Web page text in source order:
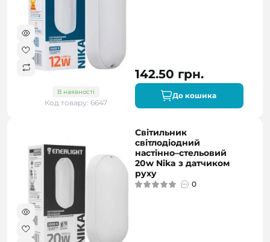
В наявності
Код товару: 6647
142.50 грн.
До кошика
Світильник
світлодіодний
настінно–стельовий
20w Nika з датчиком
руху
0